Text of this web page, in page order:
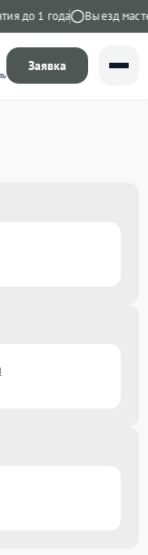
до 1 года Выезд
Заявка